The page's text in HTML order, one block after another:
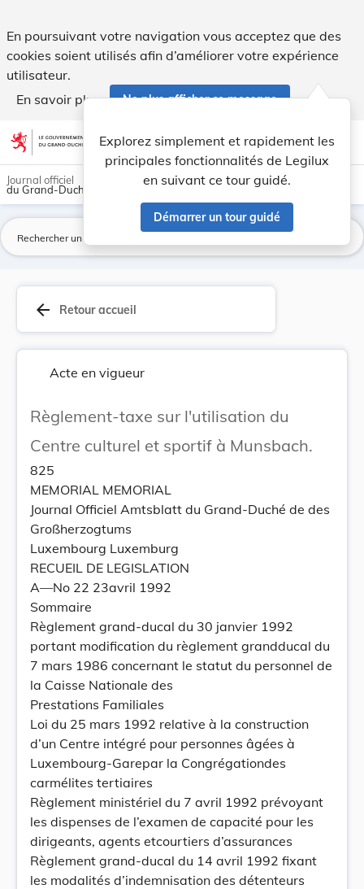
En poursuivant votre navigation vous acceptez que des
cookies soient utilisés afin d’améliorer votre expérience
utilisateur.
En savoir plus
Ne plus afficher ce message
Aller au contenu account_circle help Aide
Explorez simplement et rapidement les
principales fonctionnalités de Legilux
en suivant ce tour guidé.
Démarrer un tour guidé
light_mode dark_mode
Journal officiel
du Grand-Duché de Luxembourg
arrow_back Retour accueil
Acte en vigueur
Règlement-taxe sur l'utilisation du
Centre culturel et sportif à Munsbach.
825
MEMORIAL MEMORIAL
Journal Officiel Amtsblatt du Grand-Duché de des
Großherzogtums
Luxembourg Luxemburg
RECUEIL DE LEGISLATION
A—No 22 23avril 1992
Sommaire
Règlement grand-ducal du 30 janvier 1992
portant modification du règlement grandducal du
7 mars 1986 concernant le statut du personnel de
la Caisse Nationale des
Prestations Familiales
Loi du 25 mars 1992 relative à la construction
d’un Centre intégré pour personnes âgées à
Luxembourg-Garepar la Congrégationdes
carmélites tertiaires
Règlement ministériel du 7 avril 1992 prévoyant
les dispenses de l’examen de capacité pour les
dirigeants, agents etcourtiers d’assurances
Règlement grand-ducal du 14 avril 1992 fixant
les modalités d’indemnisation des détenteurs